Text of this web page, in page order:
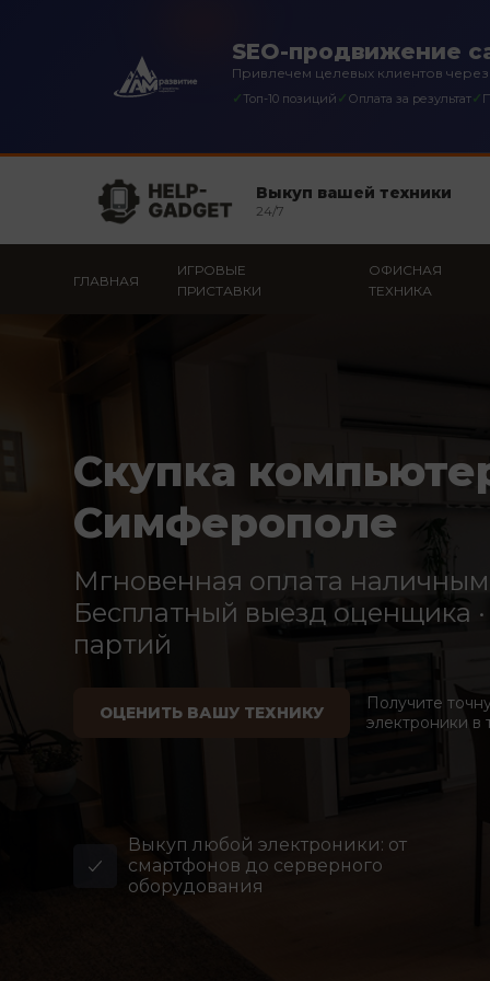
SEO-продвижение
Привлечем целевых клиентов
✓Топ-10 позиций ✓ Оплата за результат✓
Выкуп вашей техники
24/7
ГЛАВНАЯ
ИГРОВЫЕ
ПРИСТАВКИ
ОФИСНАЯ
ТЕХНИКА
Скупка
Симферополе
Мгновенная оплата
Бесплатный выезд оценщика
партий
ОЦЕНИТЬ ВАШУ ТЕХНИКУ
Получите
электроники в
Выкуп любой электроники: от
смартфонов до серверного
оборудования